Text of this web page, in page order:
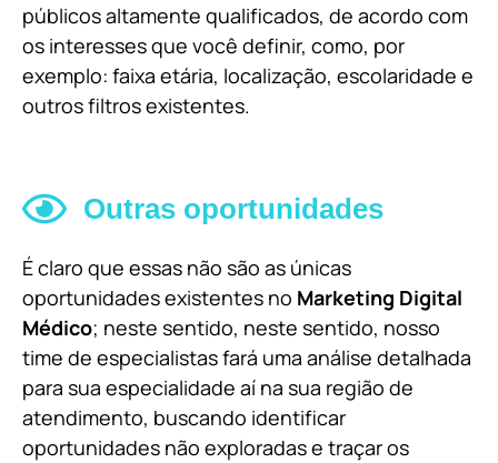
públicos altamente qualificados, de acordo com
os interesses que você definir, como, por
exemplo: faixa etária, localização, escolaridade e
outros filtros existentes.
Outras oportunidades
É claro que essas não são as únicas
oportunidades existentes no Marketing Digital
Médico; neste sentido, neste sentido, nosso
time de especialistas fará uma análise detalhada
para sua especialidade aí na sua região de
atendimento, buscando identificar
oportunidades não exploradas e traçar os